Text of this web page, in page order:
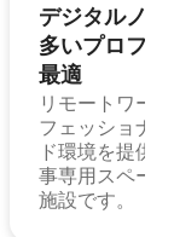
デジタルノ
多⁠いプ⁠ロ⁠フ⁠
最⁠適
リモートワー
フェッショナ
ド環境を提供
事専用スペー
施設です。